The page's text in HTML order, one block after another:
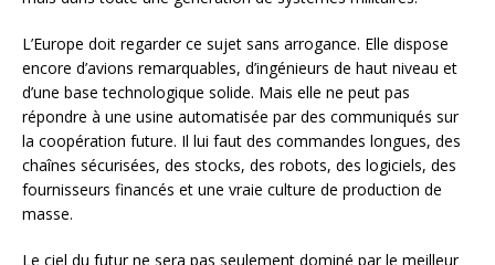
L’Europe doit regarder ce sujet sans arrogance. Elle dispose
encore d’avions remarquables, d’ingénieurs de haut niveau et
d’une base technologique solide. Mais elle ne peut pas
répondre à une usine automatisée par des communiqués sur
la coopération future. Il lui faut des commandes longues, des
chaînes sécurisées, des stocks, des robots, des logiciels, des
fournisseurs financés et une vraie culture de production de
masse.
Le ciel du futur ne sera pas seulement dominé par le meilleur